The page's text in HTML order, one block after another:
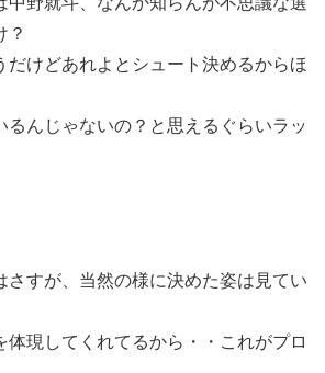
？
だけどあれよとシュート決めるからほ
るんじゃないの？と思えるぐらいラッ
さすが、当然の様に決めた姿は見てい
体現してくれてるから・・これがプロ